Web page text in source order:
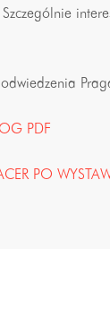
PDF
PO